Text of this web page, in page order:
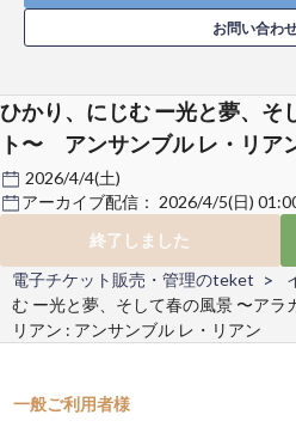
お問い合わ
ひかり、にじむ ー光と夢、そ
ト〜 アンサンブル レ・リア
2026/4/4(土)
アーカイブ配信： 2026/4/5(日)
終了しました
電子チケット販売・管理のteket
む ー光と夢、そして春の風景 〜ア
リアン : アンサンブル レ・リアン
一般ご利用者様